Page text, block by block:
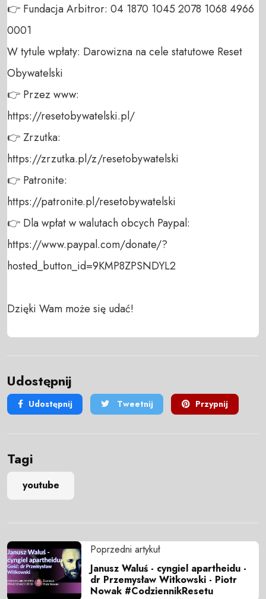
👉 Fundacja Arbitror: 04 1870 1045 2078 1068 4966
0001
W tytule wpłaty: Darowizna na cele statutowe Reset
Obywatelski
👉 Przez www:
https://resetobywatelski.pl/
👉 Zrzutka:
https://zrzutka.pl/z/resetobywatelski
👉 Patronite:
https://patronite.pl/resetobywatelski
👉 Dla wpłat w walutach obcych Paypal:
https://www.paypal.com/donate/?
hosted_button_id=9KMP8ZPSNDYL2
Dzięki Wam może się udać!
Udostępnij
Udostępnij Tweetnij Przypnij
Tagi
youtube
Poprzedni artykuł
Janusz Waluś - cyngiel apartheidu -
dr Przemysław Witkowski - Piotr
Nowak #CodziennikResetu